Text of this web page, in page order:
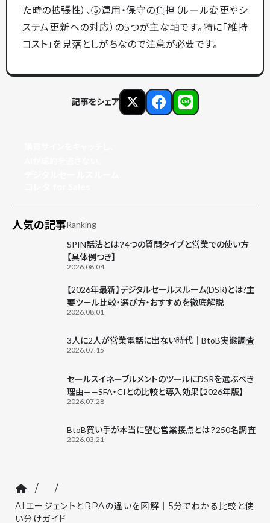
た時の拡張性）、⑤運用・保守の負担（ルール変更やシ
ステム更新への対応）の5つが主な軸です。特に「維持
コスト」を見落としがちなので注意が必要です。
記事をシェア
人気の記事Ranking
SPIN話法とは？4つの質問タイプと営業での使い方
【具体例つき】
2026.08.04
【2026年最新】デジタルセールスルーム(DSR)とは?主
要ツール比較・選び方・おすすめを徹底解説
2026.08.01
3人に2人が営業電話に出ない時代｜BtoB実態調査
2026.07.15
セールスイネーブルメントのツールにDSRを選ぶべき
理由——SFA・CIとの比較と導入効果【2026年版】
2026.07.28
BtoB買い手が本当に望む営業接点とは？250名調査
2026.03.21
/ /
AIエージェントとRPAの違いを図解｜5分でわかる比較と使
い分けガイド